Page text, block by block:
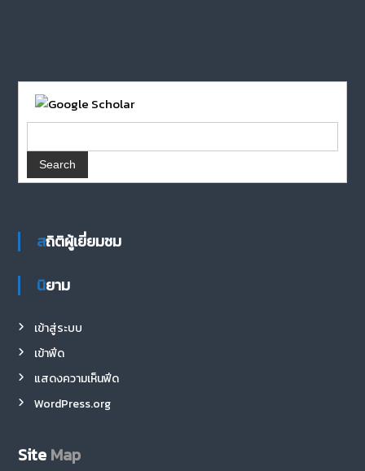
สถิติผู้เยี่ยมชม
นิยาม
เข้าสู่ระบบ
เข้าฟีด
แสดงความเห็นฟีด
WordPress.org
Site Map